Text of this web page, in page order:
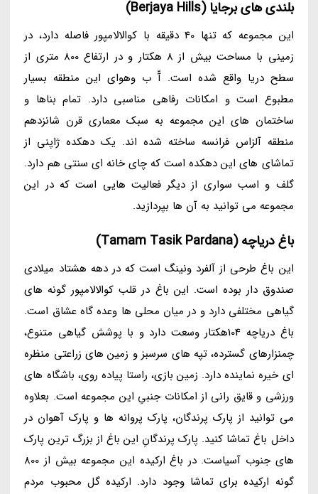
بلندی های برجایا (Berjaya Hills)
این مجموعه که تنها 40 دقیقه با کوالالامپور فاصله دارد، در
زمینی با مساحت بیش از 8 هکتار و در ارتفاع 800 متری از
سطح دریا واقع شده است. آّ ب وهوای این منطقه بسیار
مطبوع است و امکانات رفاهی مناسبی دارد. تمام بناها و
ساختمان های این مجموعه به سبک معماری قرن شانزدهم
منطقه آلزاس فرانسه ساخته شده اند. یک دهکده ژاپنی از
تماشای های این دهکده است که چای خانه ای سنتی هم دارد.
گلف و اسب سواری از دیگر فعالیت هایی است که در این
مجموعه می توانید به آن ها بپردازید.
باغ دریاچه (Tamam Tasik Pardana)
این باغ طرحی از آلفرد ونینگ است که در دهه هشتاد میلادی
صندوق دار بوده است. این باغ در قلب کوالالامپور گونه های
گیاهی مختلفی دارد و در میان محلی ها وعده گاه عشاق است.
باغ دریاچه 104هکتار وسعت دارد و با پوشش گیاهی متنوع،
چمنزارهای گسترده، تپه های سرسبز و زمین های زراعتی منظره
ای خیره نماینده دارد. زمین بازی، راستا پیاده روی، باشگاه های
ورزشی و قایق رانی از امکانات جنبیِ این مجموعه است. بعلاوه
می توانید از پارک پرندگان، پارک پروانه ها و پارک آهوان در
داخل باغ تماشا کنید. پارک پرندگانِ این باغ از بزرگ ترین پارک
های جنوب آسیاست. در باغ ارکیده این مجموعه بیش از 800
گونه ارکیده برای تماشا وجود دارد. ارکیده گل محبوب مردم